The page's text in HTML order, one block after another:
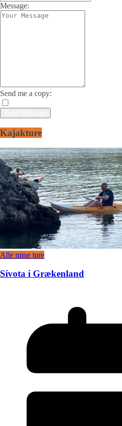
Message:
Send me a copy:
Kajakture
Alle mine ture
Sivota i Grækenland